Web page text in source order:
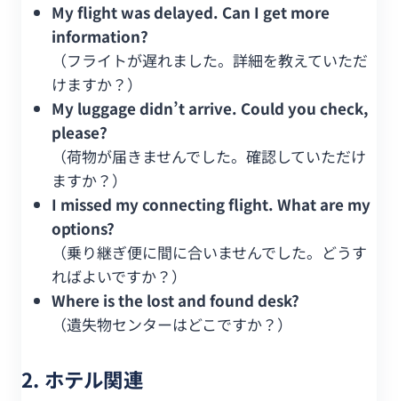
My flight was delayed. Can I get more
information?
（フライトが遅れました。詳細を教えていただ
けますか？）
My luggage didn’t arrive. Could you check,
please?
（荷物が届きませんでした。確認していただけ
ますか？）
I missed my connecting flight. What are my
options?
（乗り継ぎ便に間に合いませんでした。どうす
ればよいですか？）
Where is the lost and found desk?
（遺失物センターはどこですか？）
2. ホテル関連